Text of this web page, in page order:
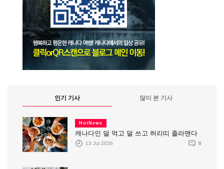
인기 기사 많이 본 기사
HotNews
캐나다인 덜 먹고 덜 쓰고 허리띠 졸라맨다
13 Jul 2026 0